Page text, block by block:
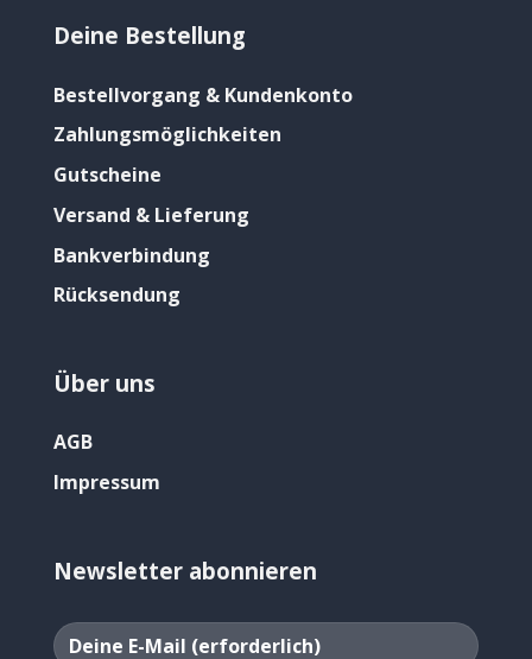
Deine Bestellung
Bestellvorgang & Kundenkonto
Zahlungsmöglichkeiten
Gutscheine
Versand & Lieferung
Bankverbindung
Rücksendung
Über uns
AGB
Impressum
Newsletter abonnieren